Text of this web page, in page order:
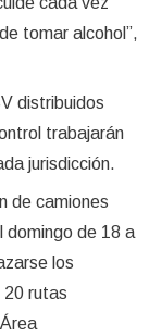
tomar alcohol”,
distribuidos
trabajarán
jurisdicción.
de camiones
domingo de 18 a
los
20 rutas